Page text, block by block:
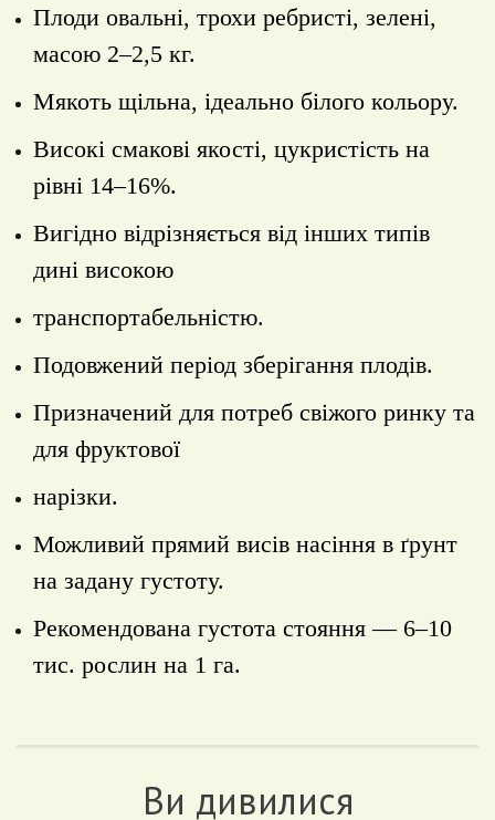
Плоди овальні, трохи ребристі, зелені,
масою 2‒2,5 кг.
Мякоть щільна, ідеально білого кольору.
Високі смакові якості, цукристість на
рівні 14‒16%.
Вигідно відрізняється від інших типів
дині високою
транспортабельністю.
Подовжений період зберігання плодів.
Призначений для потреб свіжого ринку та
для фруктової
нарізки.
Можливий прямий висів насіння в ґрунт
на задану густоту.
Рекомендована густота стояння — 6‒10
тис. рослин на 1 га.
Ви дивилися